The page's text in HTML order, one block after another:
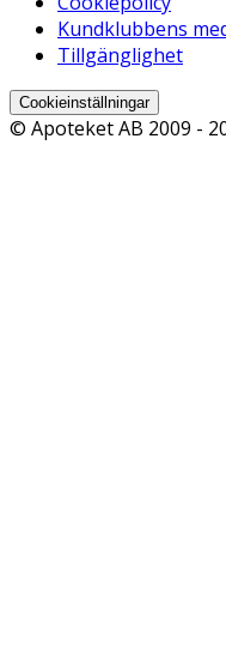
Kundklubbens
Tillgänglighet
Cookieinställningar
© Apoteket AB 2009 -